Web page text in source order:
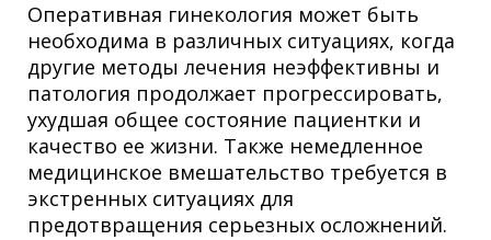
Оперативная гинекология может быть
необходима в различных ситуациях, когда
другие методы лечения неэффективны и
патология продолжает прогрессировать,
ухудшая общее состояние пациентки и
качество ее жизни. Также немедленное
медицинское вмешательство требуется в
экстренных ситуациях для
предотвращения серьезных осложнений.